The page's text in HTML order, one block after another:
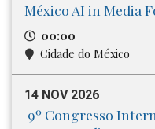
México AI in Media
00:00
Cidade do México
14 NOV 2026
9º Congresso